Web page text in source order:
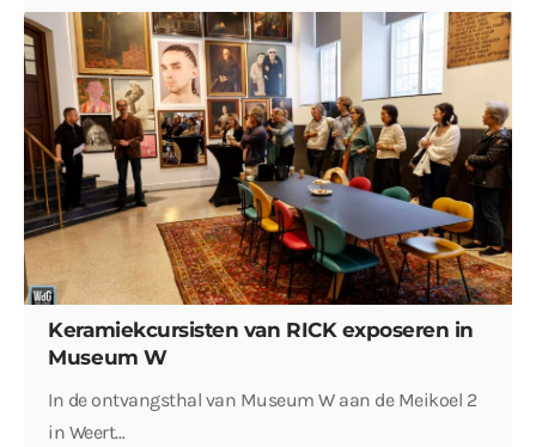
Keramiekcursisten van RICK exposeren in
Museum W
In de ontvangsthal van Museum W aan de Meikoel 2
in Weert…